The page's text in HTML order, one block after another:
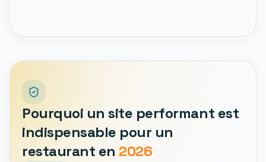
Pourquoi un site performant est
indispensable pour un
restaurant en 2026